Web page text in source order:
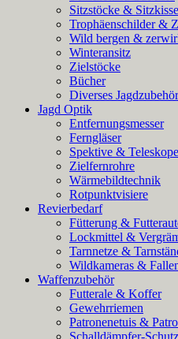
Sitzstöcke &
Trophäenschilder &
Wild bergen &
Winteransitz
Zielstöcke
Bücher
Diverses Jagdzubehör
Jagd Optik
Entfernungsmesser
Ferngläser
Spektive & Teleskope
Zielfernrohre
Wärmebildtechnik
Rotpunktvisiere
Revierbedarf
Fütterung &
Lockmittel &
Tarnnetze &
Wildkameras &
Waffenzubehör
Futterale & Koffer
Gewehrriemen
Patronenetuis &
Schalldämpfer-